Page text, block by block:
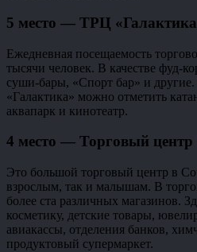
5 место — ТРЦ
Ежедневная посещаемость
тысячи человек. В качестве фуд-
суши-бары, «Спорт бар» и
«Галактика» можно отметить
аквапарк и кинотеатр.
4 место — Торговый
Это большой торговый центр в
взрослым, так и малышам. В
более ста различных магазинов.
косметику, детские товары,
авиакассы, отделения банков,
продуктовый супермаркет.